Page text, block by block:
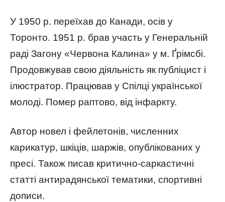
У 1950 р. переїхав до Канади, осів у
Торонто. 1951 р. брав участь у Генеральній
раді Загону «Червона Калина» у м. Ґрімсбі.
Продовжував свою діяльність як публіцист і
ілюстратор. Працював у Спілці української
молоді. Помер раптово, від інфаркту.
Автор новел і фейлетонів, численних
карикатур, шкіців, шаржів, опублікованих у
пресі. Також писав критично-саркастичні
статті антирадянської тематики, спортивні
дописи.